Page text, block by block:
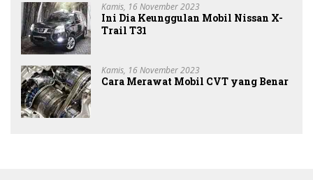
Kamis, 16 November 2023
Ini Dia Keunggulan Mobil Nissan X-
Trail T31
Kamis, 16 November 2023
Cara Merawat Mobil CVT yang Benar